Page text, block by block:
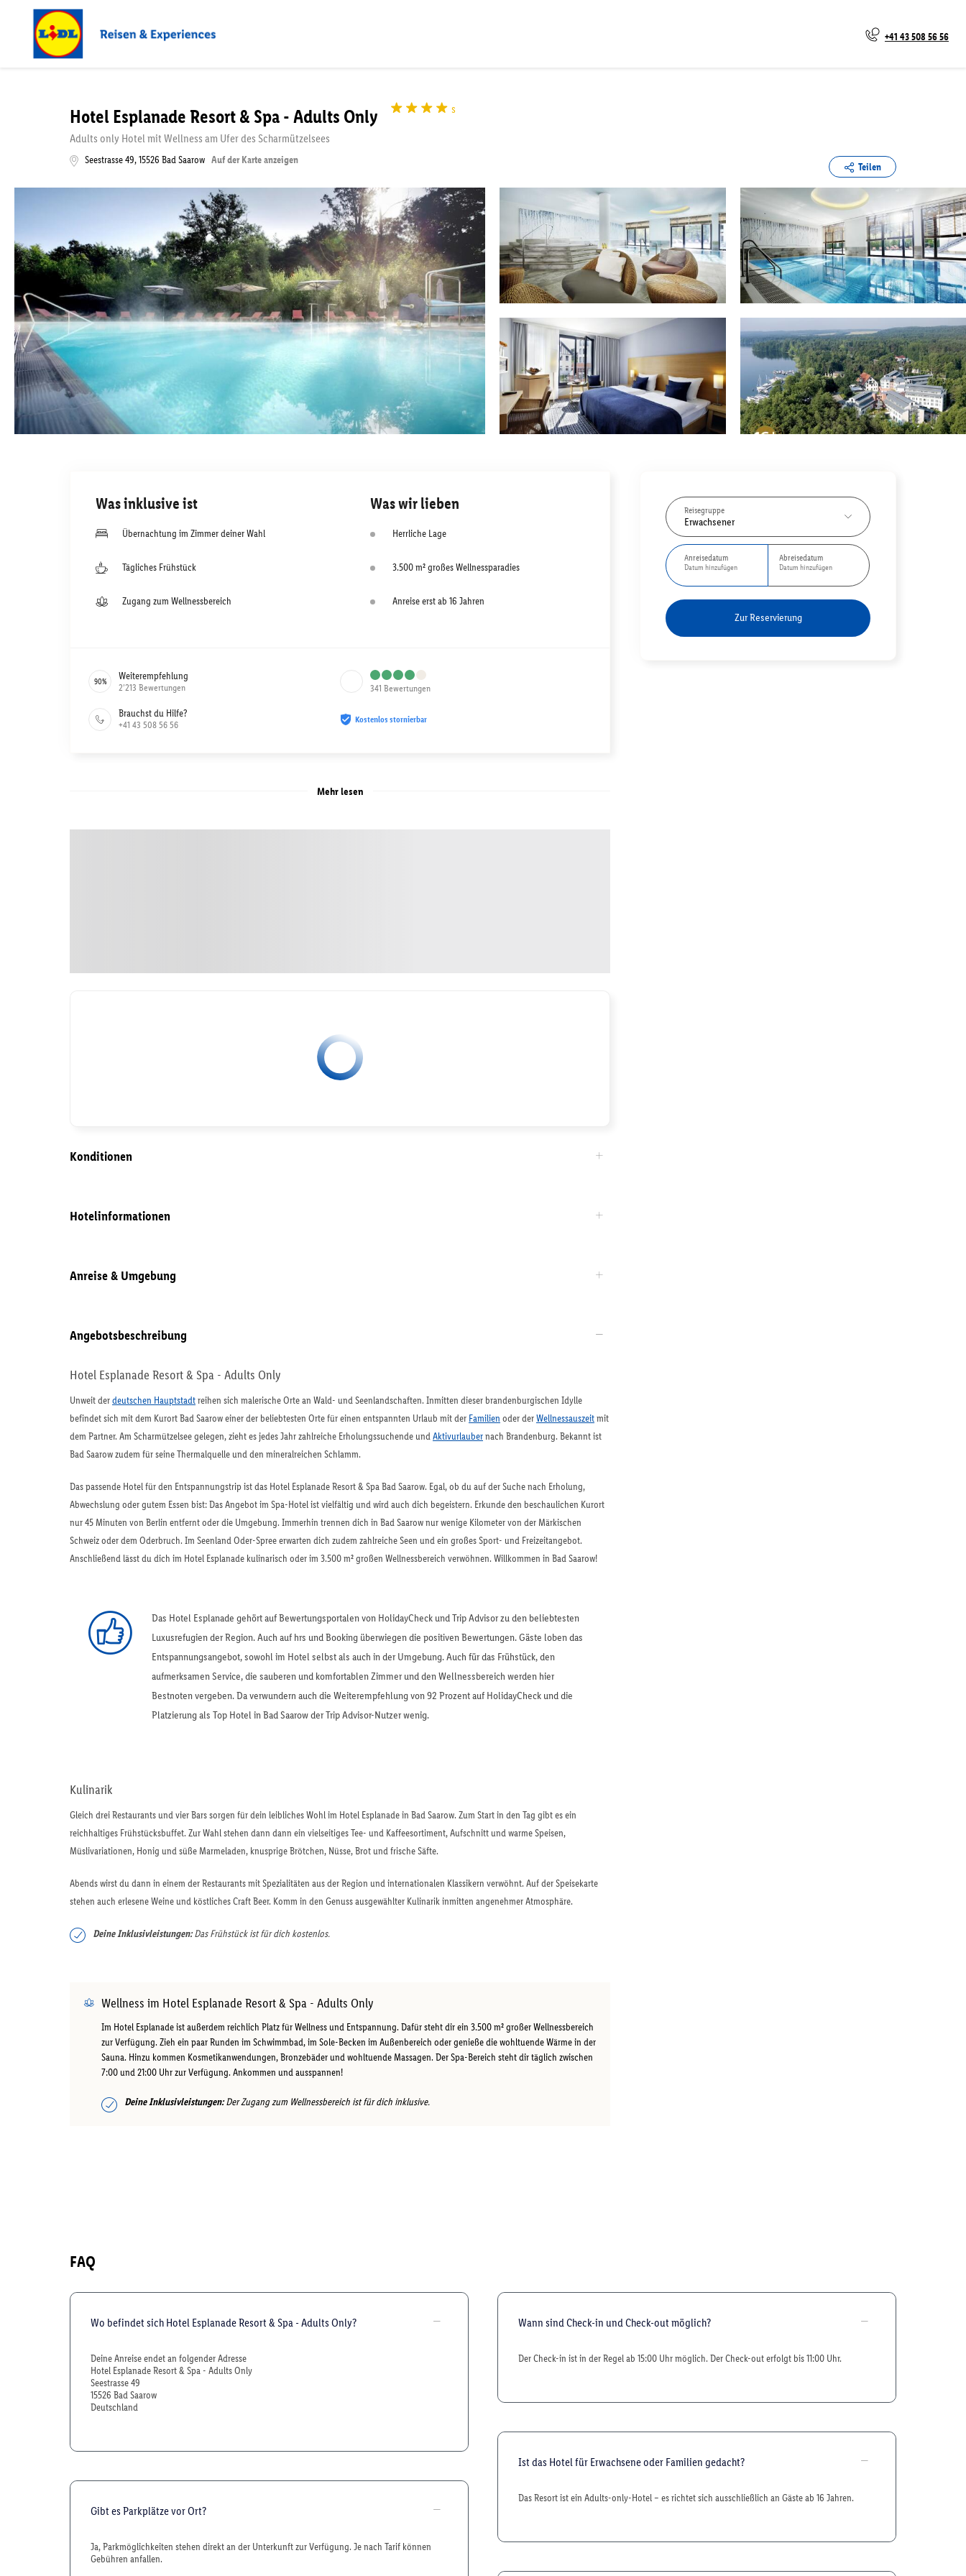
+41 43 508 56 56
Hotel Esplanade Resort & Spa - Adults Only s
Adults only Hotel mit Wellness am Ufer des Scharmützelsees
Seestrasse 49,15526 Bad Saarow Auf der Karte anzeigen
Teilen
Reisegruppe
Erwachsener
Anreisedatum
Datum hinzufügen
Abreisedatum
Datum hinzufügen
Zur Reservierung
Was inklusive ist
Übernachtung im Zimmer deiner Wahl
Tägliches Frühstück
Zugang zum Wellnessbereich
Was wir lieben
Herrliche Lage
3.500 m² großes Wellnessparadies
Anreise erst ab 16 Jahren
90% Weiterempfehlung
2’213 Bewertungen 341 Bewertungen
Brauchst du Hilfe?
+41 43 508 56 56 Kostenlos stornierbar
Mehr lesen
Konditionen
Hotelinformationen
Anreise & Umgebung
Angebotsbeschreibung
Hotel Esplanade Resort & Spa - Adults Only
Unweit derdeutschen Hauptstadtreihen sich malerische Orte an Wald- und Seenlandschaften. Inmitten dieser brandenburgischen Idylle
befindet sich mit dem Kurort Bad Saarow einer der beliebtesten Orte für einen entspannten Urlaub mit der Familien oder derWellnessauszeitmit
dem Partner. Am Scharmützelsee gelegen, zieht es jedes Jahr zahlreiche Erholungssuchende undAktivurlaubernach Brandenburg. Bekannt ist
Bad Saarow zudem für seine Thermalquelle und den mineralreichen Schlamm.
Das passende Hotel für den Entspannungstrip ist das Hotel Esplanade Resort & Spa Bad Saarow. Egal, ob du auf der Suche nach Erholung,
Abwechslung oder gutem Essen bist: Das Angebot im Spa-Hotel ist vielfältig und wird auch dich begeistern. Erkunde den beschaulichen Kurort
nur 45 Minuten von Berlin entfernt oder die Umgebung. Immerhin trennen dich in Bad Saarow nur wenige Kilometer von der Märkischen
Schweiz oder dem Oderbruch. Im Seenland Oder-Spree erwarten dich zudem zahlreiche Seen und ein großes Sport- und Freizeitangebot.
Anschließend lässt du dich im Hotel Esplanade kulinarisch oder im 3.500 m² großen Wellnessbereich verwöhnen. Willkommen in Bad Saarow!
Das Hotel Esplanade gehört auf Bewertungsportalen von HolidayCheck und Trip Advisor zu den beliebtesten
Luxusrefugien der Region. Auch auf hrs und Booking überwiegen die positiven Bewertungen. Gäste loben das
Entspannungsangebot, sowohl im Hotel selbst als auch in der Umgebung. Auch für das Frühstück, den
aufmerksamen Service, die sauberen und komfortablen Zimmer und den Wellnessbereich werden hier
Bestnoten vergeben. Da verwundern auch die Weiterempfehlung von 92 Prozent auf HolidayCheck und die
Platzierung als Top Hotel in Bad Saarow der Trip Advisor-Nutzer wenig.
Kulinarik
Gleich drei Restaurants und vier Bars sorgen für dein leibliches Wohl im Hotel Esplanade in Bad Saarow. Zum Start in den Tag gibt es ein
reichhaltiges Frühstücksbuffet. Zur Wahl stehen dann dann ein vielseitiges Tee- und Kaffeesortiment, Aufschnitt und warme Speisen,
Müslivariationen, Honig und süße Marmeladen, knusprige Brötchen, Nüsse, Brot und frische Säfte.
Abends wirst du dann in einem der Restaurants mit Spezialitäten aus der Region und internationalen Klassikern verwöhnt. Auf der Speisekarte
stehen auch erlesene Weine und köstliches Craft Beer. Komm in den Genuss ausgewählter Kulinarik inmitten angenehmer Atmosphäre.
Deine Inklusivleistungen:Das Frühstück ist für dich kostenlos.
Wellness im Hotel Esplanade Resort & Spa - Adults Only
Im Hotel Esplanade ist außerdem reichlich Platz für Wellness und Entspannung. Dafür steht dir ein 3.500 m² großer Wellnessbereich
zur Verfügung. Zieh ein paar Runden im Schwimmbad, im Sole-Becken im Außenbereich oder genieße die wohltuende Wärme in der
Sauna. Hinzu kommen Kosmetikanwendungen, Bronzebäder und wohltuende Massagen. Der Spa-Bereich steht dir täglich zwischen
7:00 und 21:00 Uhr zur Verfügung. Ankommen und ausspannen!
Deine Inklusivleistungen:Der Zugang zum Wellnessbereich ist für dich inklusive.
FAQ
Wo befindet sich Hotel Esplanade Resort & Spa - Adults Only?
Deine Anreise endet an folgender Adresse
Hotel Esplanade Resort & Spa - Adults Only
Seestrasse 49
15526 Bad Saarow
Deutschland
Gibt es Parkplätze vor Ort?
Ja, Parkmöglichkeiten stehen direkt an der Unterkunft zur Verfügung. Je nach Tarif können
Gebühren anfallen.
Wann sind Check-in und Check-out möglich?
Der Check-in ist in der Regel ab 15:00 Uhr möglich. Der Check-out erfolgt bis 11:00 Uhr.
Ist das Hotel für Erwachsene oder Familien gedacht?
Das Resort ist ein Adults-only-Hotel – es richtet sich ausschließlich an Gäste ab 16 Jahren.